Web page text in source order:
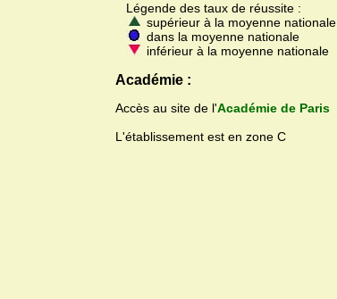
Légende des taux de réussite :
supérieur à la moyenne nationale
dans la moyenne nationale
inférieur à la moyenne nationale
Académie :
Accès au site de l'Académie de Paris
L'établissement est en zone C